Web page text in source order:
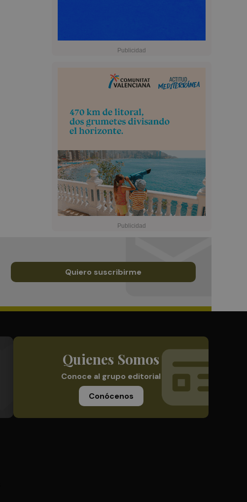
Quiero suscribirme
Quienes Somos
Conoce al grupo editorial
Conócenos